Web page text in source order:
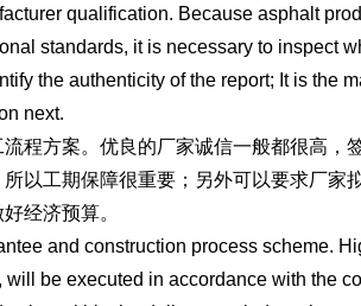
qualification. Because asphalt
standards, it is necessary to inspect
the authenticity of the report; It is the
next.
方案。优良的厂家诚信一般都很高，
以工期保障很重要；另外可以要求厂
经济预算。
and construction process scheme.
be executed in accordance with the